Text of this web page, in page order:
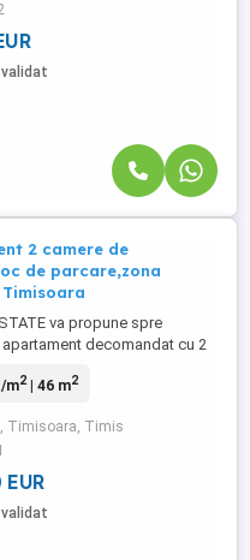
luminoasa, cu fereastra;
zona de tip living ...
2 camere de
de parcare,zona
va propune spre
apartament decomandat cu 2
Timisoara jud.Timis. Blocul
pentru locuit cat si pentru
si incadrare SAD.
dispune de o suprafata ...
m2| 46 m2
Timisoara, Timis